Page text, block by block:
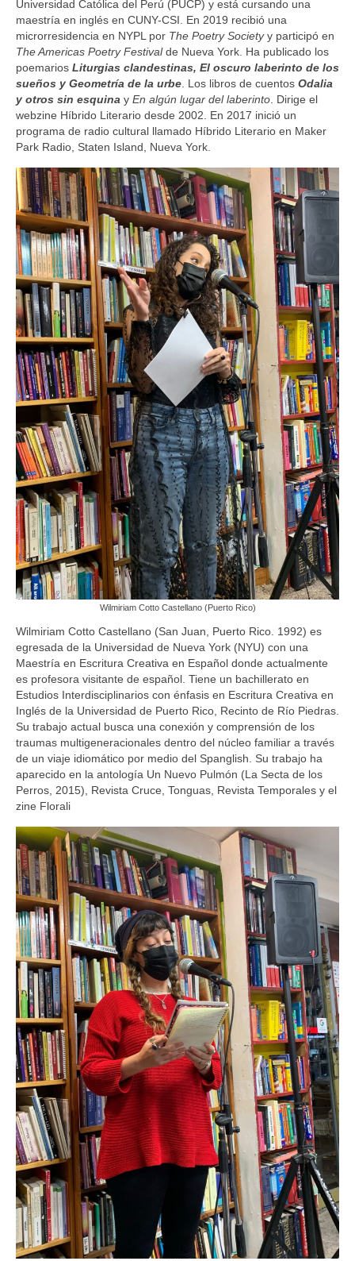
Universidad Católica del Perú (PUCP) y está cursando una
maestría en inglés en CUNY-CSI. En 2019 recibió una
microrresidencia en NYPL por The Poetry Societyy participó en
The Americas Poetry Festivalde Nueva York. Ha publicado los
poemarios Liturgias clandestinas, El oscuro laberinto de los
sueños y Geometría de la urbe. Los libros de cuentos Odalia
y otros sin esquina y En algún lugar del laberinto. Dirige el
webzine Híbrido Literario desde 2002. En 2017 inició un
programa de radio cultural llamado Híbrido Literario en Maker
Park Radio, Staten Island, Nueva York.
Wilmiriam Cotto Castellano (Puerto Rico)
Wilmiriam Cotto Castellano (San Juan, Puerto Rico. 1992) es
egresada de la Universidad de Nueva York (NYU) con una
Maestría en Escritura Creativa en Español donde actualmente
es profesora visitante de español. Tiene un bachillerato en
Estudios Interdisciplinarios con énfasis en Escritura Creativa en
Inglés de la Universidad de Puerto Rico, Recinto de Río Piedras.
Su trabajo actual busca una conexión y comprensión de los
traumas multigeneracionales dentro del núcleo familiar a través
de un viaje idiomático por medio del Spanglish. Su trabajo ha
aparecido en la antología Un Nuevo Pulmón (La Secta de los
Perros, 2015), Revista Cruce, Tonguas, Revista Temporales y el
zine Florali